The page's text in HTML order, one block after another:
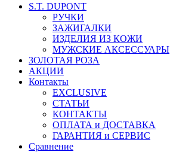
S.T. DUPONT
РУЧКИ
ЗАЖИГАЛКИ
ИЗДЕЛИЯ ИЗ КОЖИ
МУЖСКИЕ АКСЕССУАРЫ
ЗОЛОТАЯ РОЗА
АКЦИИ
Контакты
EXCLUSIVE
СТАТЬИ
КОНТАКТЫ
ОПЛАТА и ДОСТАВКА
ГАРАНТИЯ и СЕРВИС
Сравнение